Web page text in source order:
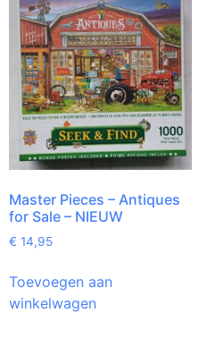
Master Pieces – Antiques
for Sale – NIEUW
€ 14,95
Toevoegen aan
winkelwagen